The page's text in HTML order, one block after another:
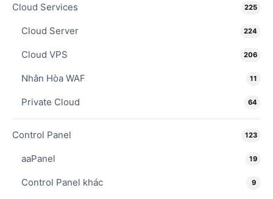
Cloud Services 225
Cloud Server 224
Cloud VPS 206
Nhân Hòa WAF 11
Private Cloud 64
Control Panel 123
aaPanel 19
Control Panel khác 9